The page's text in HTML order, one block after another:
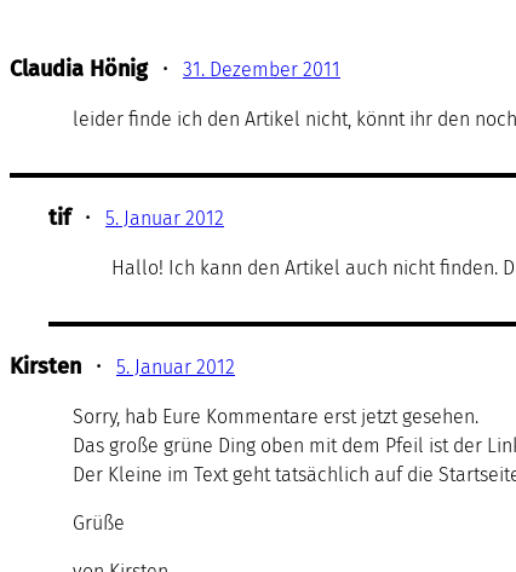
Claudia Hönig • 31. Dezember 2011
leider finde ich den Artikel nicht, könnt ihr den
tif • 5. Januar 2012
Hallo! Ich kann den Artikel auch nicht finden.
Kirsten • 5. Januar 2012
Sorry, hab Eure Kommentare erst jetzt gesehen.
Das große grüne Ding oben mit dem Pfeil ist der
Der Kleine im Text geht tatsächlich auf die
Grüße